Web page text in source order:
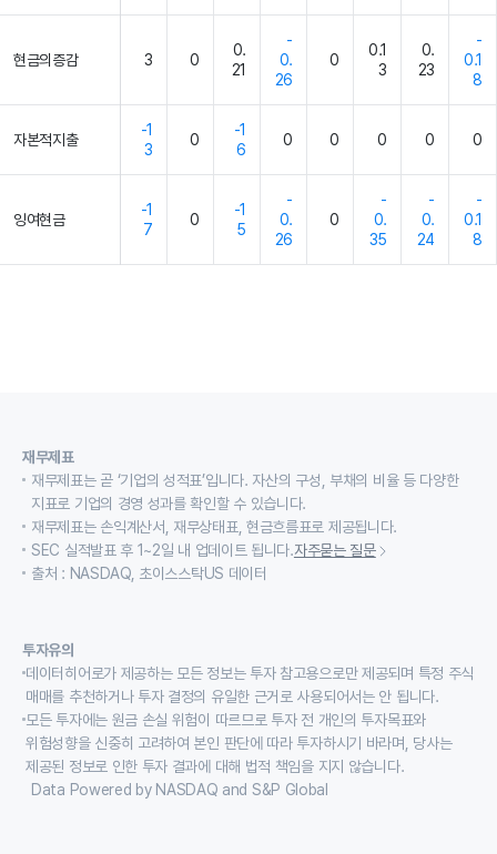
현금의증감 3 0
0.
21
-
0.
26
0
0.1
3
0.
23
-
0.1
8
자본적지출
-1
3
0
-1
6
0 0 0 0 0
잉여현금
-1
7
0
-1
5
-
0.
26
0
-
0.
35
-
0.
24
-
0.1
8
재무제표
재무제표는 곧 ‘기업의 성적표’입니다. 자산의 구성, 부채의 비율 등 다양한
지표로 기업의 경영 성과를 확인할 수 있습니다.
재무제표는 손익계산서, 재무상태표, 현금흐름표로 제공됩니다.
SEC 실적발표 후 1~2일 내 업데이트 됩니다.자주묻는 질문
출처 : NASDAQ, 초이스스탁US 데이터
투자유의
데이터히어로가 제공하는 모든 정보는 투자 참고용으로만 제공되며 특정 주식
매매를 추천하거나 투자 결정의 유일한 근거로 사용되어서는 안 됩니다.
모든 투자에는 원금 손실 위험이 따르므로 투자 전 개인의 투자목표와
위험성향을 신중히 고려하여 본인 판단에 따라 투자하시기 바라며, 당사는
제공된 정보로 인한 투자 결과에 대해 법적 책임을 지지 않습니다.
Data Powered by NASDAQ and S&P Global